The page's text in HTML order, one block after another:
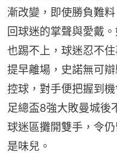
漸改變，即使勝負難
回球迷的掌聲與愛戴
也踢不上，球迷忍不
提早離場，史諾無可
控球，對手便把握到
足總盃8強大敗曼城後
球迷區攤開雙手，令
是味兒。